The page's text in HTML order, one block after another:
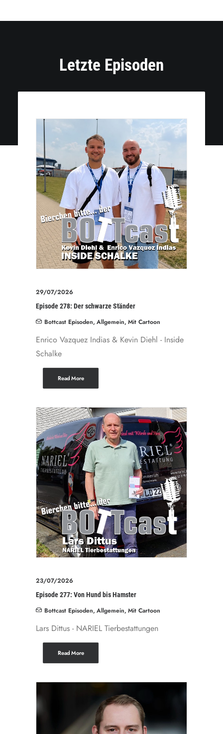
Letzte Episoden
29/07/2026
Episode 278: Der schwarze Ständer
Bottcast Episoden, Allgemein, Mit Cartoon
Enrico Vazquez Indias & Kevin Diehl - Inside
Schalke
Read More
23/07/2026
Episode 277: Von Hund bis Hamster
Bottcast Episoden, Allgemein, Mit Cartoon
Lars Dittus - NARIEL Tierbestattungen
Read More